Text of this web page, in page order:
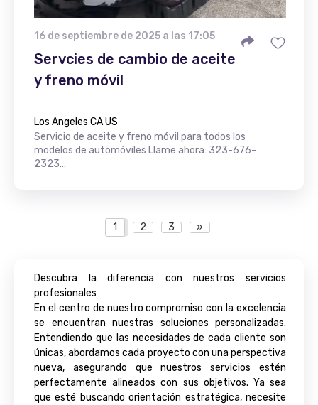
16 de septiembre de 2025 a las 17:05
Servcies de cambio de aceite
y freno móvil
Los Angeles CA US
Servicio de aceite y freno móvil para todos los
modelos de automóviles Llame ahora: 323-676-
2323...
1 2 3 »
Descubra la diferencia con nuestros servicios
profesionales
En el centro de nuestro compromiso con la excelencia
se encuentran nuestras soluciones personalizadas.
Entendiendo que las necesidades de cada cliente son
únicas, abordamos cada proyecto con una perspectiva
nueva, asegurando que nuestros servicios estén
perfectamente alineados con sus objetivos. Ya sea
que esté buscando orientación estratégica, necesite